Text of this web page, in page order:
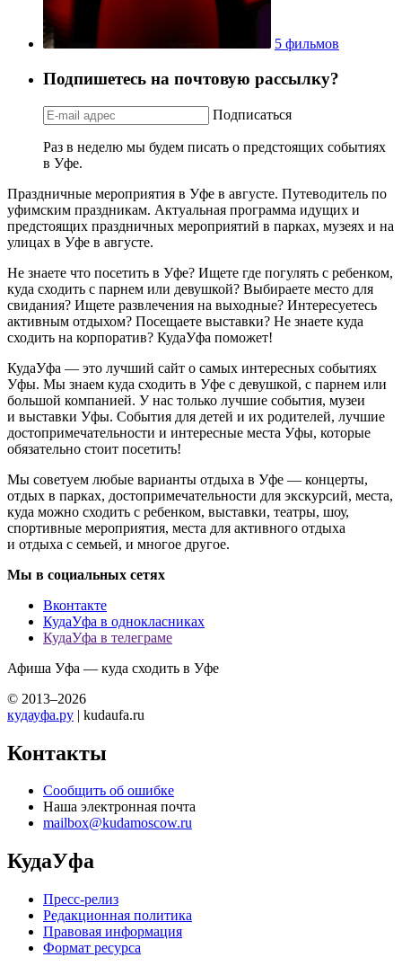
5 фильмов
Подпишетесь на почтовую рассылку?
Подписаться
Раз в неделю мы будем писать о предстоящих событиях
в Уфе.
Праздничные мероприятия в Уфе в августе. Путеводитель по
уфимским праздникам. Актуальная программа идущих и
предстоящих праздничных мероприятий в парках, музеях и на
улицах в Уфе в августе.
Не знаете что посетить в Уфе? Ищете где погулять с ребенком,
куда сходить с парнем или девушкой? Выбираете место для
свидания? Ищете развлечения на выходные? Интересуетесь
активным отдыхом? Посещаете выставки? Не знаете куда
сходить на корпоратив? КудаУфа поможет!
КудаУфа — это лучший сайт о самых интересных событиях
Уфы. Мы знаем куда сходить в Уфе с девушкой, с парнем или
большой компанией. У нас только лучшие события, музеи
и выставки Уфы. События для детей и их родителей, лучшие
достопримечательности и интересные места Уфы, которые
обязательно стоит посетить!
Мы советуем любые варианты отдыха в Уфе — концерты,
отдых в парках, достопримечательности для экскурсий, места,
куда можно сходить с ребенком, выставки, театры, шоу,
спортивные мероприятия, места для активного отдыха
и отдыха с семьей, и многое другое.
Мы в социальных сетях
Вконтакте
КудаУфа в однокласниках
КудаУфа в телеграме
Афиша Уфа — куда сходить в Уфе
© 2013–2026
кудауфа.ру | kudaufa.ru
Контакты
Сообщить об ошибке
Наша электронная почта
mailbox@kudamoscow.ru
КудаУфа
Пресс-релиз
Редакционная политика
Правовая информация
Формат ресурса